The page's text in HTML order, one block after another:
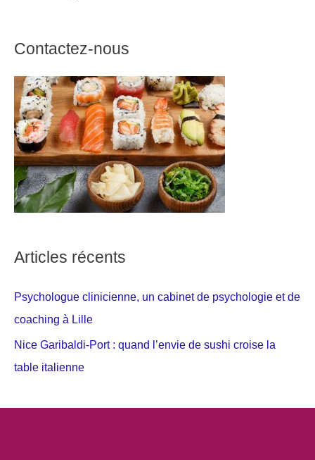
Contactez-nous
Articles récents
Psychologue clinicienne, un cabinet de psychologie et de
coaching à Lille
Nice Garibaldi-Port : quand l’envie de sushi croise la
table italienne